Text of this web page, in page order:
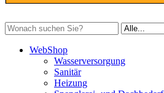
WebShop
Wasserversorgung
Sanitär
Heizung